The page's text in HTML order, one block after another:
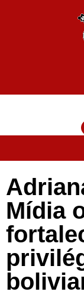
Mídia